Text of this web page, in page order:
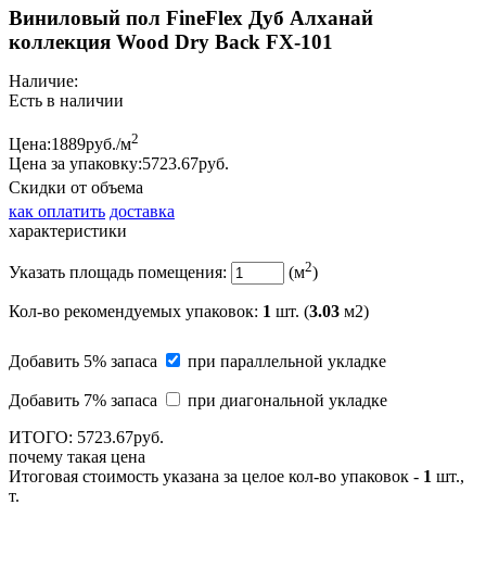
Виниловый пол FineFlex Дуб Алханай
коллекция Wood Dry Back FX-101
Наличие:
Есть в наличии
Цена:1889руб./м2
Цена за упаковку:5723.67руб.
Скидки от объема
как оплатить доставка
характеристики
Указать площадь помещения: (м2)
Кол-во рекомендуемых упаковок: 1 шт. (3.03 м2)
Добавить 5% запаса при параллельной укладке
Добавить 7% запаса
при диагональной укладке
ИТОГО: 5723.67руб.
почему такая цена
Итоговая стоимость указана за целое кол-во упаковок - 1 шт.,
т.